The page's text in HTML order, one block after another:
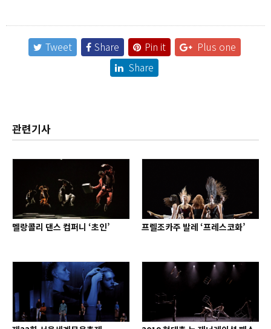
Tweet Share Pin it
Plus one
Share
관련기사
멜랑콜리 댄스 컴퍼니 ‘초인’ 프렐조카주 발레 ‘프레스코화’